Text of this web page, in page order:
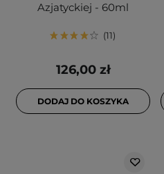
Azjatyckiej - 60ml
11
126,00 zł
DODAJ DO KOSZYKA